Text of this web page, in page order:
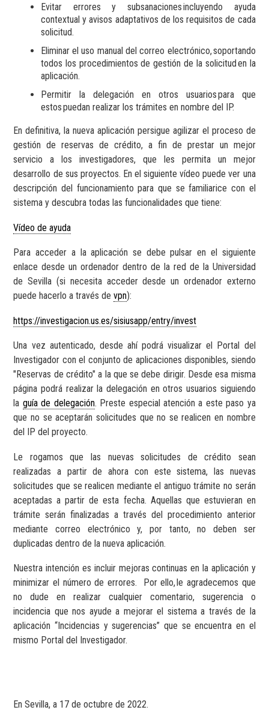
Evitar errores y subsanaciones incluyendo ayuda
contextual y avisos adaptativos de los requisitos de cada
solicitud.
Eliminar el uso manual del correo electrónico, soportando
todos los procedimientos de gestión de la solicitud en la
aplicación.
Permitir la delegación en otros usuarios para que
estos puedan realizar los trámites en nombre del IP.
En definitiva, la nueva aplicación persigue agilizar el proceso de
gestión de reservas de crédito, a fin de prestar un mejor
servicio a los investigadores, que les permita un mejor
desarrollo de sus proyectos. En el siguiente vídeo puede ver una
descripción del funcionamiento para que se familiarice con el
sistema y descubra todas las funcionalidades que tiene:
Vídeo de ayuda
Para acceder a la aplicación se debe pulsar en el siguiente
enlace desde un ordenador dentro de la red de la Universidad
de Sevilla (si necesita acceder desde un ordenador externo
puede hacerlo a través devpn):
https://investigacion.us.es/sisiusapp/entry/invest
Una vez autenticado, desde ahí podrá visualizar el Portal del
Investigador con el conjunto de aplicaciones disponibles, siendo
"Reservas de crédito" a la que se debe dirigir. Desde esa misma
página podrá realizar la delegación en otros usuarios siguiendo
la guía de delegación. Preste especial atención a este paso ya
que no se aceptarán solicitudes que no se realicen en nombre
del IP del proyecto.
Le rogamos que las nuevas solicitudes de crédito sean
realizadas a partir de ahora con este sistema, las nuevas
solicitudes que se realicen mediante el antiguo trámite no serán
aceptadas a partir de esta fecha. Aquellas que estuvieran en
trámite serán finalizadas a través del procedimiento anterior
mediante correo electrónico y, por tanto, no deben ser
duplicadas dentro de la nueva aplicación.
Nuestra intención es incluir mejoras continuas en la aplicación y
minimizar el número de errores. Por ello, le agradecemos que
no dude en realizar cualquier comentario, sugerencia o
incidencia que nos ayude a mejorar el sistema a través de la
aplicación “Incidencias y sugerencias” que se encuentra en el
mismo Portal del Investigador.
En Sevilla, a 17 de octubre de 2022.